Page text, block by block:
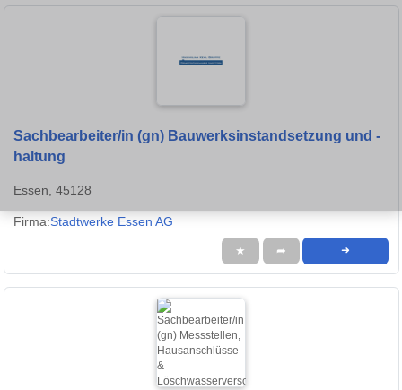
Sachbearbeiter/in (gn) Bauwerksinstandsetzung und -
haltung
Essen, 45128
Firma:Stadtwerke Essen AG
★ ➦ ➜